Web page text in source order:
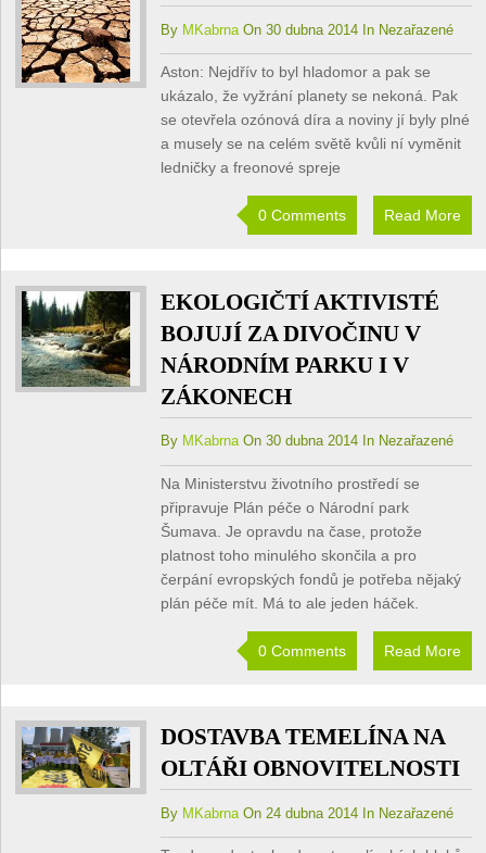
By MKabrnaOn 30 dubna 2014 In Nezařazené
Aston: Nejdřív to byl hladomor a pak se
ukázalo, že vyžrání planety se nekoná. Pak
se otevřela ozónová díra a noviny jí byly plné
a musely se na celém světě kvůli ní vyměnit
ledničky a freonové spreje
0 Comments Read More
EKOLOGIČTÍ AKTIVISTÉ
BOJUJÍ ZA DIVOČINU V
NÁRODNÍM PARKU I V
ZÁKONECH
By MKabrnaOn 30 dubna 2014 In Nezařazené
Na Ministerstvu životního prostředí se
připravuje Plán péče o Národní park
Šumava. Je opravdu na čase, protože
platnost toho minulého skončila a pro
čerpání evropských fondů je potřeba nějaký
plán péče mít. Má to ale jeden háček.
0 Comments Read More
DOSTAVBA TEMELÍNA NA
OLTÁŘI OBNOVITELNOSTI
By MKabrnaOn 24 dubna 2014 In Nezařazené